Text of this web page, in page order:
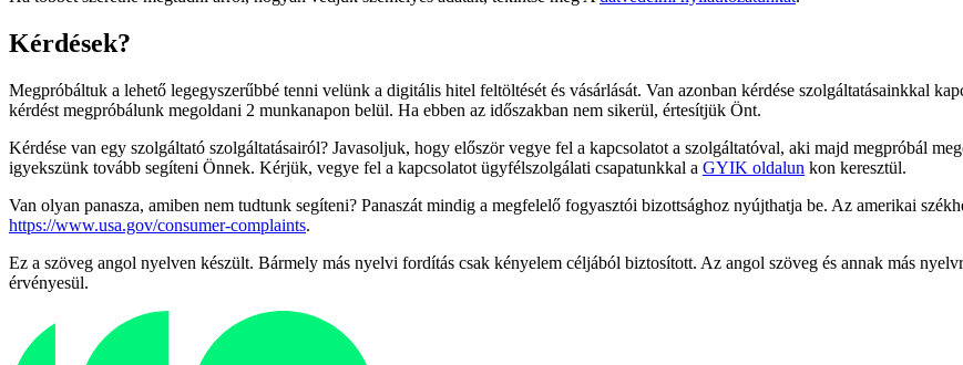
Kérdések?
Megpróbáltuk a lehető legegyszerűbbé tenni velünk a digitális hitel feltöltését és vásárlását. Van azonban kérdése szolgáltatásainkkal
kérdést megpróbálunk megoldani 2 munkanapon belül. Ha ebben az időszakban nem sikerül, értesítjük Önt.
Kérdése van egy szolgáltató szolgáltatásairól? Javasoljuk, hogy először vegye fel a kapcsolatot a szolgáltatóval, aki majd megpróbál
igyekszünk tovább segíteni Önnek. Kérjük, vegye fel a kapcsolatot ügyfélszolgálati csapatunkkal a GYIK oldalun kon keresztül.
Van olyan panasza, amiben nem tudtunk segíteni? Panaszát mindig a megfelelő fogyasztói bizottsághoz nyújthatja be. Az amerikai
https://www.usa.gov/consumer-complaints.
Ez a szöveg angol nyelven készült. Bármely más nyelvi fordítás csak kényelem céljából biztosított. Az angol szöveg és annak más
érvényesül.